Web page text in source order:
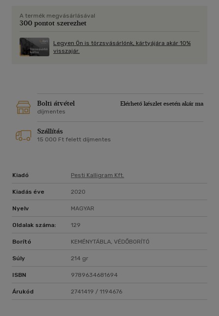
tanulj meg evezni, jobban, mint én."
ott piroslott a vádlimon
a tüskés prófécia"
A termék megvásárlásával
300 pontot szerezhet
Legyen Ön is törzsvásárlónk, kártyájára akár 10%
visszajár.
Bolti átvétel
Elérhető készlet esetén akár ma
díjmentes
Szállítás
15 000 Ft felett díjmentes
Kiadó Pesti Kalligram Kft.
Kiadás éve 2020
Nyelv MAGYAR
Oldalak száma: 129
Borító KEMÉNYTÁBLA, VÉDŐBORÍTÓ
Súly 214 gr
ISBN 9789634681694
Árukód 2741419 / 1194676